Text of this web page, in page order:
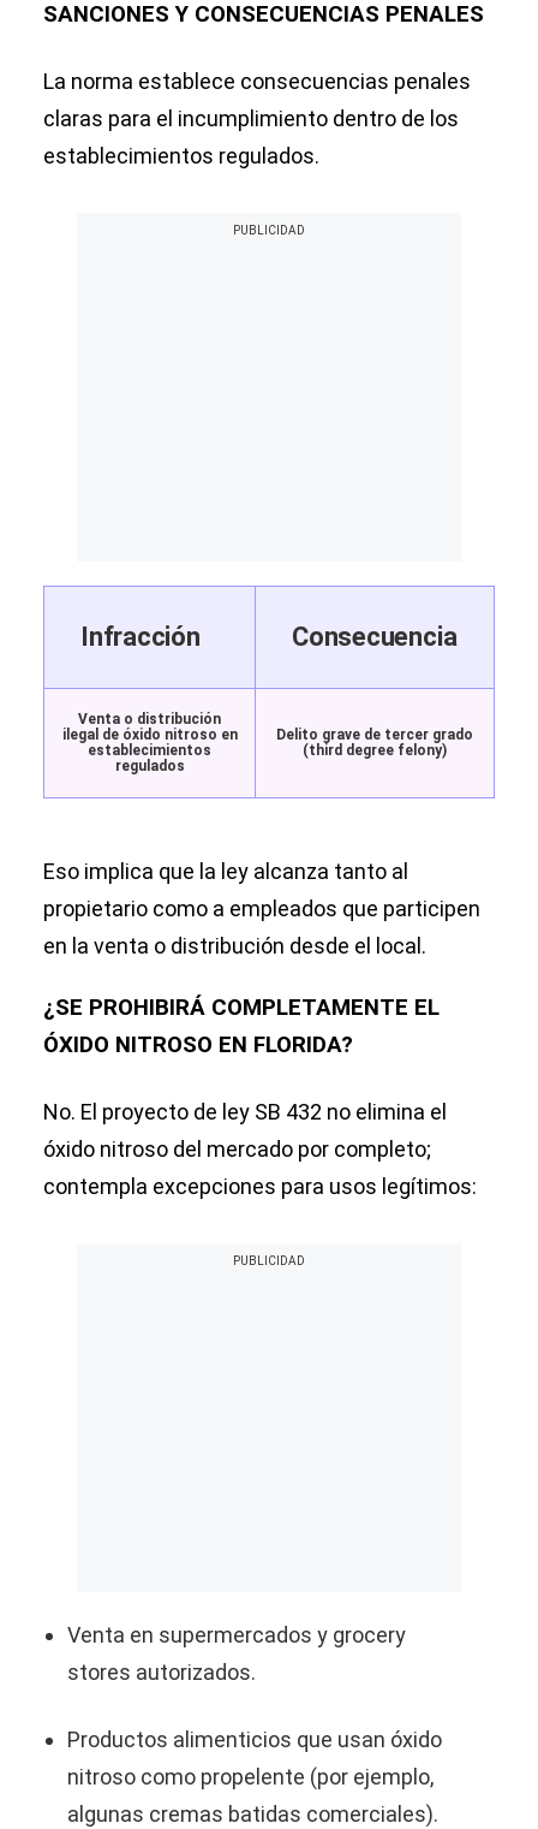
SANCIONES Y CONSECUENCIAS PENALES
La norma establece consecuencias penales
claras para el incumplimiento dentro de los
establecimientos regulados.
Infracción Consecuencia
Venta o distribución
ilegal de óxido nitroso en
establecimientos
regulados
Delito grave de tercer grado
(third degree felony)
Eso implica que la ley alcanza tanto al
propietario como a empleados que participen
en la venta o distribución desde el local.
¿SE PROHIBIRÁ COMPLETAMENTE EL
ÓXIDO NITROSO EN FLORIDA?
No. El proyecto de ley SB 432 no elimina el
óxido nitroso del mercado por completo;
contempla excepciones para usos legítimos:
Venta en supermercados y grocery
stores autorizados.
Productos alimenticios que usan óxido
nitroso como propelente (por ejemplo,
algunas cremas batidas comerciales).